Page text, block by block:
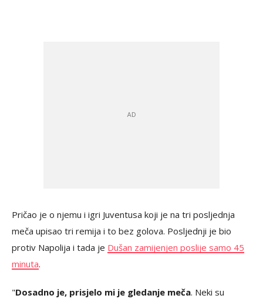
Pričao je o njemu i igri Juventusa koji je na tri posljednja
meča upisao tri remija i to bez golova. Posljednji je bio
protiv Napolija i tada je Dušan zamijenjen poslije samo 45
minuta.
"Dosadno je, prisjelo mi je gledanje meča. Neki su